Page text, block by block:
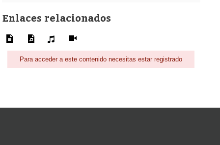
Enlaces relacionados
Para acceder a este contenido necesitas estar registrado